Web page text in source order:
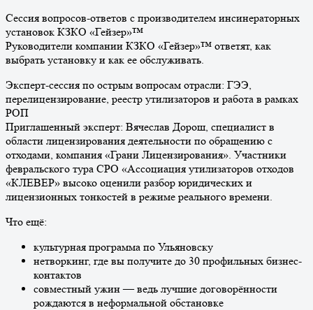
Сессия вопросов-ответов с производителем инсинераторных
установок КЗКО «Гейзер»™
Руководители компании КЗКО «Гейзер»™ ответят, как
выбрать установку и как ее обслуживать.
Эксперт-сессия по острым вопросам отрасли: ГЭЭ,
перелицензирование, реестр утилизаторов и работа в рамках
РОП
Приглашенный эксперт: Вячеслав Дорош, специалист в
области лицензирования деятельности по обращению с
отходами, компания «Грани Лицензирования». Участники
февральского тура СРО «Ассоциация утилизаторов отходов
«КЛЕВЕР» высоко оценили разбор юридических и
лицензионных тонкостей в режиме реального времени.
Что ещё:
культурная программа по Ульяновску
нетворкинг, где вы получите до 30 профильных бизнес-
контактов
совместный ужин — ведь лучшие договорённости
рождаются в неформальной обстановке